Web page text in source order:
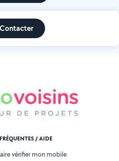
Contacter
/ AIDE
vérifier mon mobile